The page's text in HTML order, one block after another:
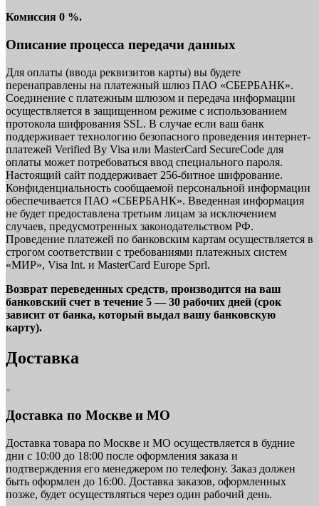
Комиссия 0 %.
Описание процесса передачи данных
Для оплаты (ввода реквизитов карты) вы будете
перенаправлены на платежный шлюз ПАО «СБЕРБАНК».
Соединение с платежным шлюзом и передача информации
осуществляется в защищенном режиме с использованием
протокола шифрования SSL. В случае если ваш банк
поддерживает технологию безопасного проведения интернет-
платежей Verified By Visa или MasterCard SecureCode для
оплаты может потребоваться ввод специального пароля.
Настоящий сайт поддерживает 256-битное шифрование.
Конфиденциальность сообщаемой персональной информации
обеспечивается ПАО «СБЕРБАНК». Введенная информация
не будет предоставлена третьим лицам за исключением
случаев, предусмотренных законодательством РФ.
Проведение платежей по банковским картам осуществляется в
строгом соответствии с требованиями платежных систем
«МИР», Visa Int. и MasterCard Europe Sprl.
Возврат переведенных средств, производится на ваш
банковский счет в течение 5 — 30 рабочих дней (срок
зависит от банка, который выдал вашу банковскую
карту).
Доставка
Доставка по Москве и МО
Доставка товара по Москве и МО осуществляется в будние
дни с 10:00 до 18:00 после оформления заказа и
подтверждения его менеджером по телефону. Заказ должен
быть оформлен до 16:00. Доставка заказов, оформленных
позже, будет осуществляться через один рабочий день.